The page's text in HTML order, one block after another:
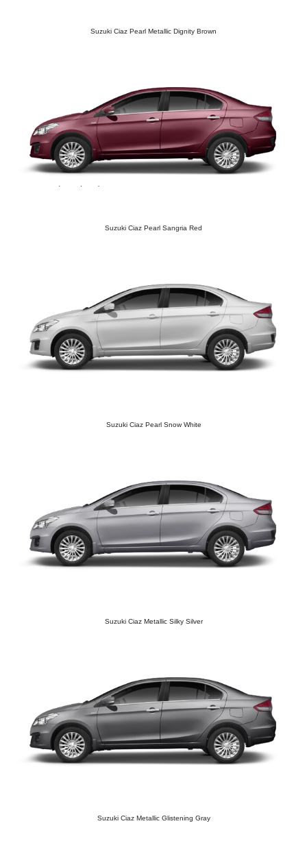
Suzuki Ciaz Pearl Metallic Dignity Brown
Suzuki Ciaz Pearl Sangria Red
Suzuki Ciaz Pearl Snow White
Suzuki Ciaz Metallic Silky Silver
Suzuki Ciaz Metallic Glistening Gray